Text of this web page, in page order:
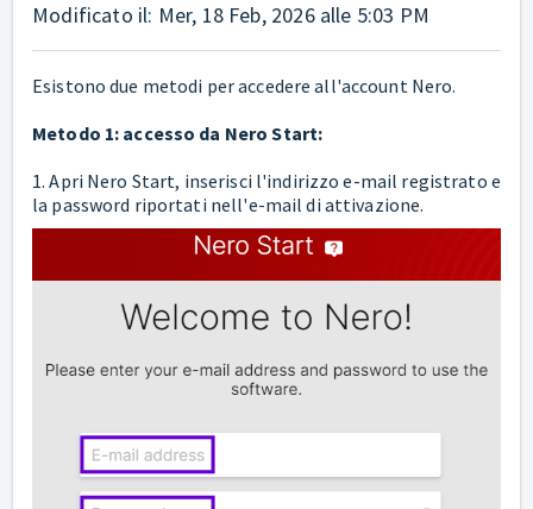
Modificato il: Mer, 18 Feb, 2026 alle 5:03 PM
Esistono due metodi per accedere all'account Nero.
Metodo 1: accesso da Nero Start:
1. Apri Nero Start, inserisci l'indirizzo e-mail registrato e
la password riportati nell'e-mail di attivazione.